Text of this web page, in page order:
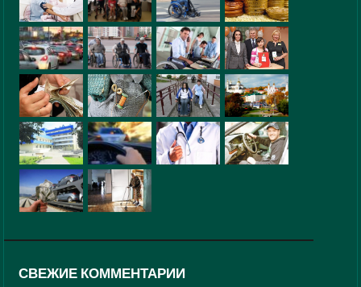
СВЕЖИЕ КОММЕНТАРИИ